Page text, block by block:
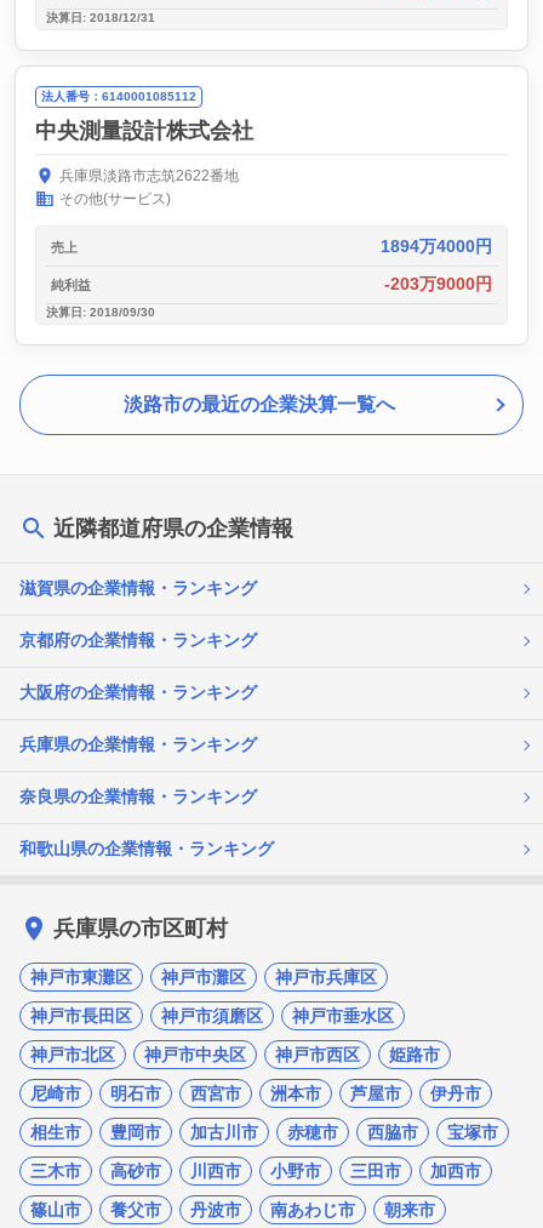
決算日: 2018/12/31
法人番号：6140001085112
中央測量設計株式会社
兵庫県淡路市志筑2622番地
その他(サービス)
売上 1894万4000円
純利益 -203万9000円
決算日: 2018/09/30
淡路市の最近の企業決算一覧へ
近隣都道府県の企業情報
滋賀県の企業情報・ランキング
京都府の企業情報・ランキング
大阪府の企業情報・ランキング
兵庫県の企業情報・ランキング
奈良県の企業情報・ランキング
和歌山県の企業情報・ランキング
兵庫県の市区町村
神戸市東灘区 神戸市灘区
神戸市兵庫区
神戸市長田区
神戸市須磨区
神戸市垂水区
神戸市北区
神戸市中央区 神戸市西区
姫路市
尼崎市
明石市 西宮市 洲本市 芦屋市
伊丹市
相生市
豊岡市 加古川市 赤穂市 西脇市
宝塚市
三木市
高砂市 川西市 小野市 三田市
加西市
篠山市
養父市 丹波市 南あわじ市 朝来市